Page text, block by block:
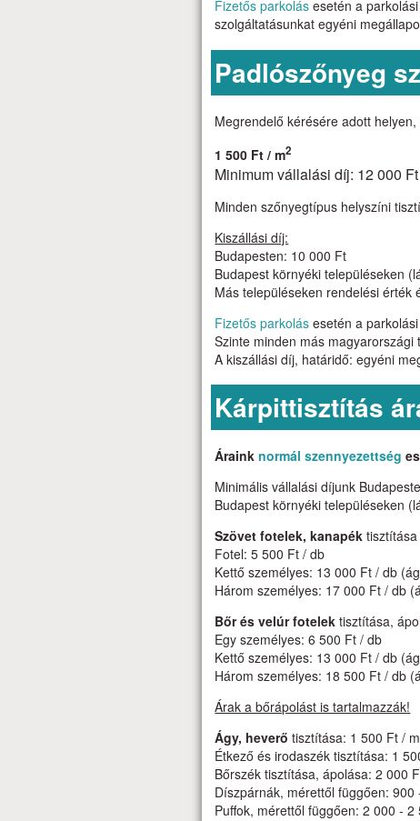
Fizetős parkolás esetén a
szolgáltatásunkat egyéni
Padlószőnyeg
Megrendelő kérésére adott
1 500 Ft / m2
Minimum vállalási díj: 12 000 Ft
Minden szőnyegtípus helyszíni
Kiszállási díj:
Budapesten: 10 000 Ft
Budapest környéki településeken
Más településeken rendelési érték
Fizetős parkolás esetén a
Szinte minden más
A kiszállási díj, határidő: egyéni
Kárpittisztítás
Árainknormál szennyezettség
Minimális vállalási díjunk
Budapest környéki településeken
Szövet fotelek, kanapék
Fotel: 5 500 Ft / db
Kettő személyes: 13 000 Ft / db
Három személyes: 17 000 Ft / db
Bőr és velúr fotelek tisztítása,
Egy személyes: 6 500 Ft / db
Kettő személyes: 13 000 Ft / db
Három személyes: 18 500 Ft / db
Árak a bőrápolást is tartalmazzák!
Ágy, heverő tisztítása: 1 500 Ft /
Étkező és irodaszék tisztítása: 1
Bőrszék tisztítása, ápolása: 2 000
Díszpárnák, mérettől függően: 900
Puffok, mérettől függően: 2 000 - 2